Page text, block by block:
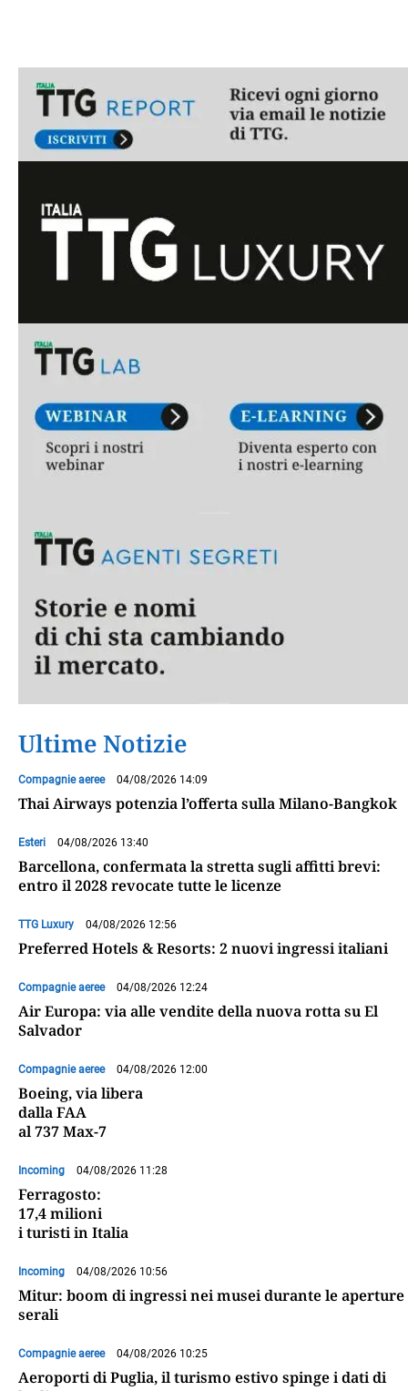
Ultime Notizie
Compagnie aeree 04/08/2026 14:09
Thai Airways potenzia l’offerta sulla Milano-Bangkok
Esteri 04/08/2026 13:40
Barcellona, confermata la stretta sugli affitti brevi:
entro il 2028 revocate tutte le licenze
TTG Luxury 04/08/2026 12:56
Preferred Hotels & Resorts: 2 nuovi ingressi italiani
Compagnie aeree 04/08/2026 12:24
Air Europa: via alle vendite della nuova rotta su El
Salvador
Compagnie aeree 04/08/2026 12:00
Boeing, via libera
dalla FAA
al 737 Max-7
Incoming 04/08/2026 11:28
Ferragosto:
17,4 milioni
i turisti in Italia
Incoming 04/08/2026 10:56
Mitur: boom di ingressi nei musei durante le aperture
serali
Compagnie aeree 04/08/2026 10:25
Aeroporti di Puglia, il turismo estivo spinge i dati di